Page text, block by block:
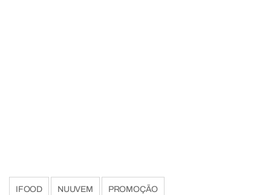
IFOOD NUUVEM PROMOÇÃO